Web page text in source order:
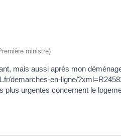
ministre)
mais aussi après mon
demarches-en-ligne/
urgentes concernent le